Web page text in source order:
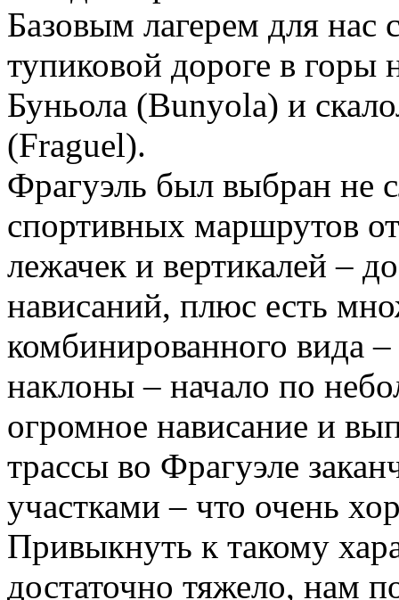
Базовым лагерем для нас
тупиковой дороге в горы
Буньола (Bunyola) и
(Fraguel).
Фрагуэль был выбран не
спортивных маршрутов
лежачек и вертикалей –
нависаний, плюс есть
комбинированного вида
наклоны – начало по
огромное нависание и
трассы во Фрагуэле
участками – что очень
Привыкнуть к такому
достаточно тяжело, нам